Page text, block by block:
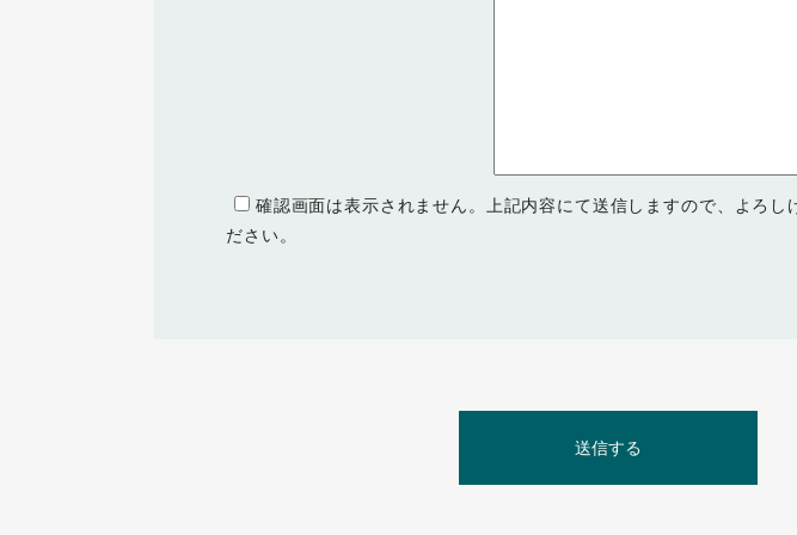
確認画面は表示されません。上記内容にて送信しますので、よろし
ださい。